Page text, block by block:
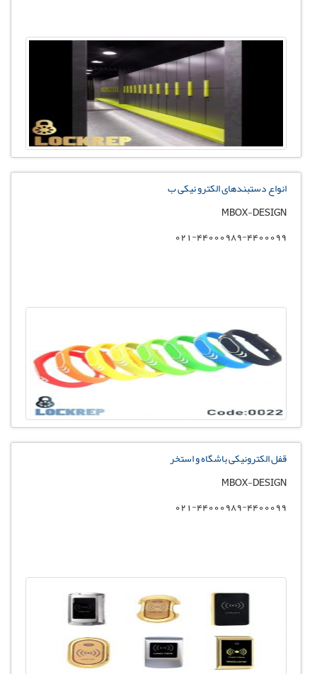
انواع دستبندهای الکترو نیکی ب
MBOX-DESIGN
021-44000989-4400099
قفل الکترونیکی باشگاه و استخر
MBOX-DESIGN
021-44000989-4400099